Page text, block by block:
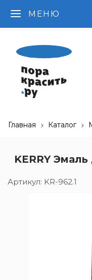
МЕНЮ
Главная Каталог
KERRY
Артикул: KR-962.1